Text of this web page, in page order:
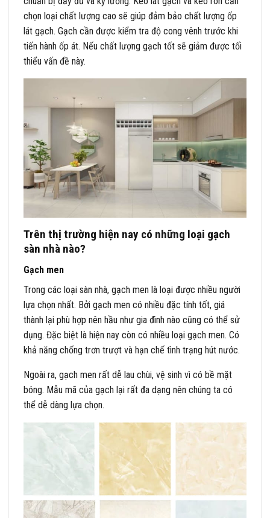
chọn loại chất lượng cao sẽ giúp đảm bảo chất lượng ốp
lát gạch. Gạch cần được kiểm tra độ cong vênh trước khi
tiến hành ốp át. Nếu chất lượng gạch tốt sẽ giảm được tối
thiểu vấn đề này.
Trên thị trường hiện nay có những loại gạch
sàn nhà nào?
Gạch men
Trong các loại sàn nhà, gạch men là loại được nhiều người
lựa chọn nhất. Bởi gạch men có nhiều đặc tính tốt, giá
thành lại phù hợp nên hầu như gia đình nào cũng có thể sử
dụng. Đặc biệt là hiện nay còn có nhiều loại gạch men. Có
khả năng chống trơn trượt và hạn chế tình trạng hút nước.
Ngoài ra, gạch men rất dễ lau chùi, vệ sinh vì có bề mặt
bóng. Mẫu mã của gạch lại rất đa dạng nên chúng ta có
thể dễ dàng lựa chọn.